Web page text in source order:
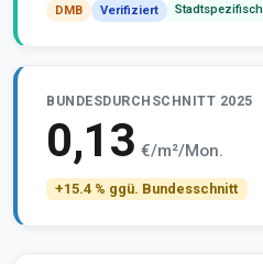
DMB Verifiziert Stadtspezifisch
BUNDESDURCHSCHNITT 2025
0,13 €/m²/Mon.
+15.4 % ggü. Bundesschnitt